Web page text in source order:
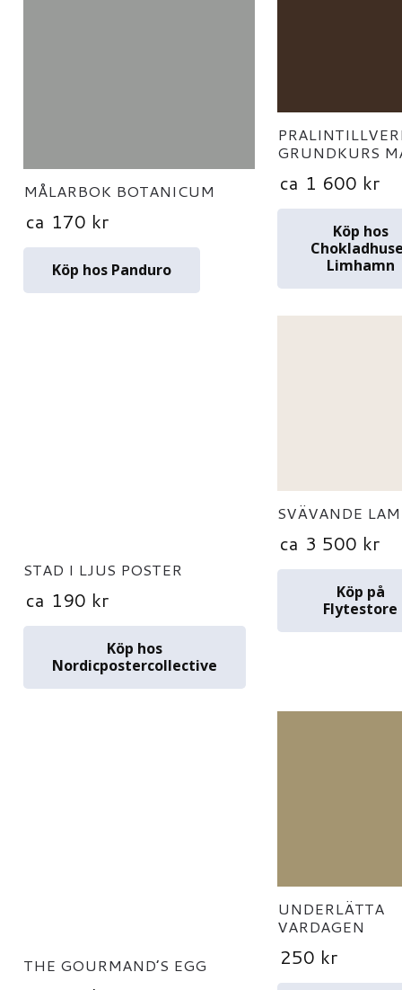
MÅLARBOK BOTANICUM
ca 170 kr
Köp hos Panduro
GRUNDKURS
ca 1 600 kr
Köp hos
Limhamn
STAD I LJUS POSTER
ca 190 kr
Köp hos
Nordicpostercollective
SVÄVANDE
ca 3 500 kr
Köp på
Flytestore
THE GOURMAND’S EGG
UNDERLÄTTA
VARDAGEN
250 kr